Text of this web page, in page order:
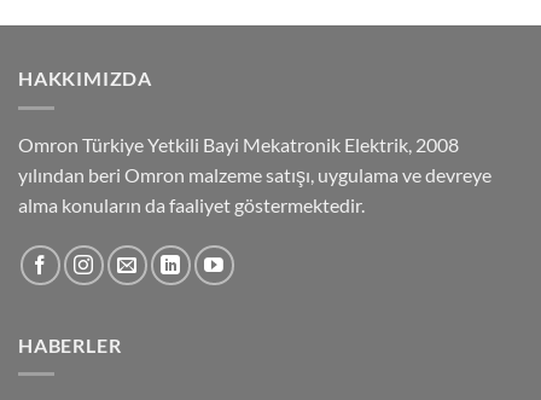
HAKKIMIZDA
Omron Türkiye Yetkili Bayi Mekatronik Elektrik, 2008
yılından beri Omron malzeme satışı, uygulama ve devreye
alma konuların da faaliyet göstermektedir.
HABERLER